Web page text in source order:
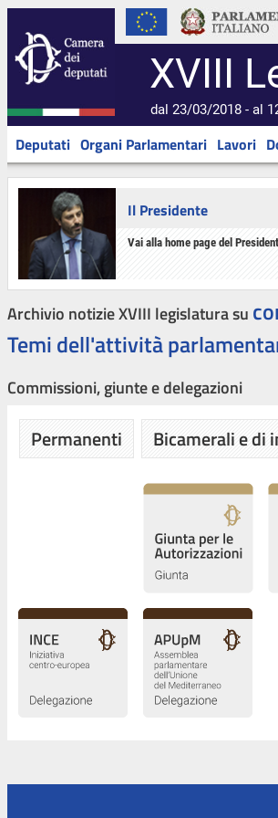
XVIII
dal 23/03/2018 - al
Deputati Organi Parlamentari Lavori
Il Presidente
Vai alla home page del
Archivio notizie XVIII legislatura su
Temi dell'attività
Commissioni, giunte e delegazioni
Permanenti Bicamerali e di